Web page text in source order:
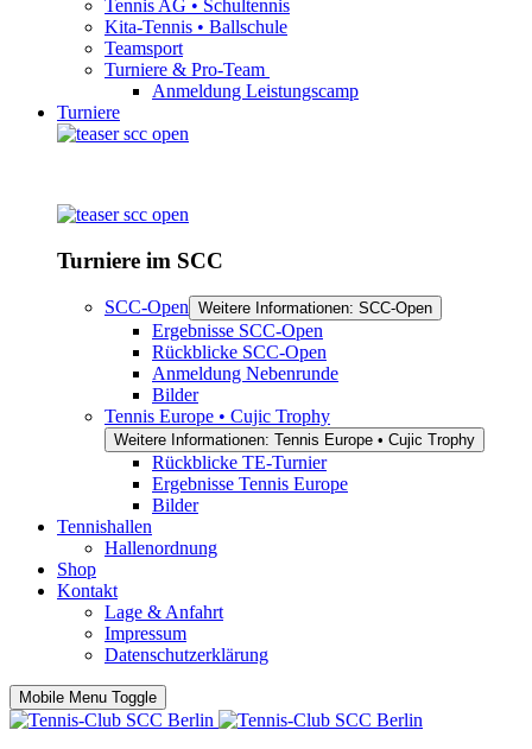
Tennis AG • Schultennis
Kita-Tennis • Ballschule
Teamsport
Turniere & Pro-Team
Anmeldung Leistungscamp
Turniere
Turniere im SCC
SCC-Open Weitere Informationen: SCC-Open
Ergebnisse SCC-Open
Rückblicke SCC-Open
Anmeldung Nebenrunde
Bilder
Tennis Europe • Cujic Trophy
Weitere Informationen: Tennis Europe • Cujic Trophy
Rückblicke TE-Turnier
Ergebnisse Tennis Europe
Bilder
Tennishallen
Hallenordnung
Shop
Kontakt
Lage & Anfahrt
Impressum
Datenschutzerklärung
Mobile Menu Toggle